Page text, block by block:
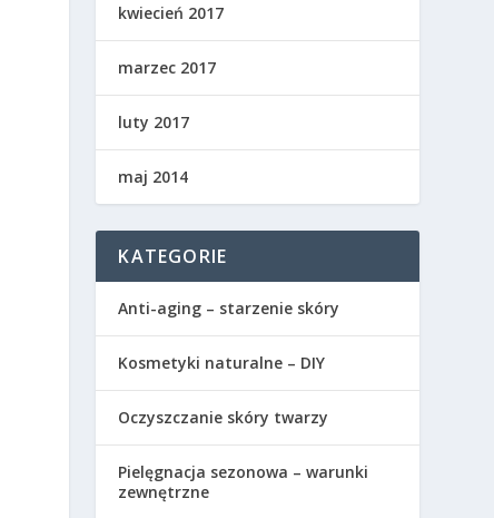
kwiecień 2017
marzec 2017
luty 2017
maj 2014
KATEGORIE
Anti-aging – starzenie skóry
Kosmetyki naturalne – DIY
Oczyszczanie skóry twarzy
Pielęgnacja sezonowa – warunki
zewnętrzne